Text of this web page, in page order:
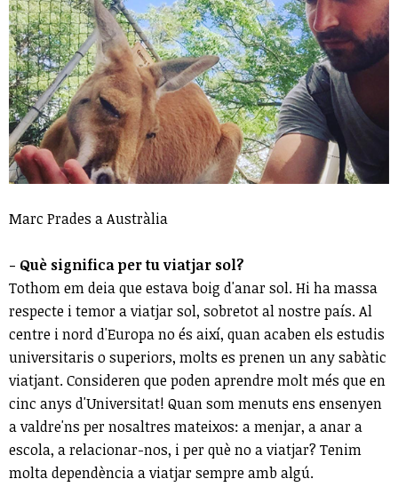
Marc Prades a Austràlia
- Què significa per tu viatjar sol?
Tothom em deia que estava boig d'anar sol. Hi ha massa
respecte i temor a viatjar sol, sobretot al nostre país. Al
centre i nord d'Europa no és així, quan acaben els estudis
universitaris o superiors, molts es prenen un any sabàtic
viatjant. Consideren que poden aprendre molt més que en
cinc anys d'Universitat! Quan som menuts ens ensenyen
a valdre'ns per nosaltres mateixos: a menjar, a anar a
escola, a relacionar-nos, i per què no a viatjar? Tenim
molta dependència a viatjar sempre amb algú.